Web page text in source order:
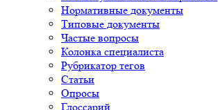
Нормативные документы
Типовые документы
Частые вопросы
Колонка специалиста
Рубрикатор тегов
Статьи
Опросы
Глоссарий